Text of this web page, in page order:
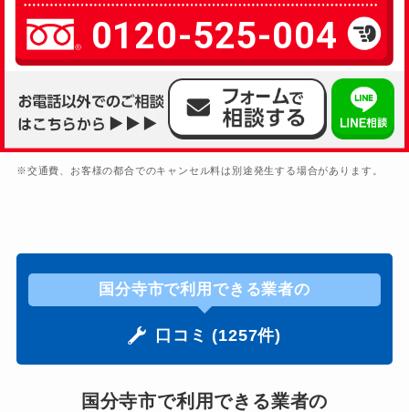
0120-525-004
※交通費、お客様の都合でのキャンセル料は別途発生する場合があります。
国分寺市で利用できる業者の
口コミ (1257件)
国分寺市で利用できる業者の